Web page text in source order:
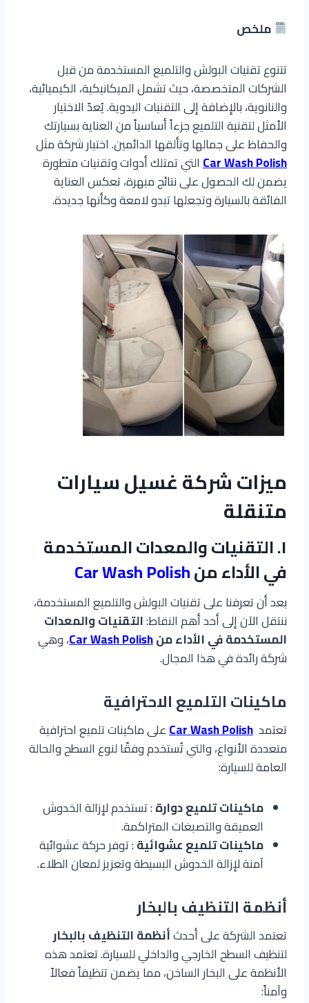
ملخص
تتنوع تقنيات البولش والتلميع المستخدمة من قبل
الشركات المتخصصة، حيث تشمل الميكانيكية، الكيميائية،
والنانوية، بالإضافة إلى التقنيات اليدوية. يُعدّ الاختيار
الأمثل لتقنية التلميع جزءاً أساسياً من العناية بسيارتك
والحفاظ على جمالها وتألقها الدائمين. اختيار شركة مثل
Car Wash Polishالتي تمتلك أدوات وتقنيات متطورة
يضمن لك الحصول على نتائج مبهرة، تعكس العناية
الفائقة بالسيارة وتجعلها تبدو لامعة وكأنها جديدة.
ميزات شركة غسيل سيارات
متنقلة
١. التقنيات والمعدات المستخدمة
في الأداء منCar Wash Polish
بعد أن تعرفنا على تقنيات البولش والتلميع المستخدمة،
ننتقل الآن إلى أحد أهم النقاط:التقنيات والمعدات
المستخدمة في الأداء منCar Wash Polish، وهي
شركة رائدة في هذا المجال.
ماكينات التلميع الاحترافية
تعتمد Car Wash Polishعلى ماكينات تلميع احترافية
متعددة الأنواع، والتي تُستخدم وفقًا لنوع السطح والحالة
العامة للسيارة:
ماكينات تلميع دوارة: تستخدم لإزالة الخدوش
العميقة والتصبغات المتراكمة.
ماكينات تلميع عشوائية: توفر حركة عشوائية
آمنة لإزالة الخدوش البسيطة وتعزيز لمعان الطلاء.
أنظمة التنظيف بالبخار
تعتمد الشركة على أحدثأنظمة التنظيف بالبخار
لتنظيف السطح الخارجي والداخلي للسيارة. تعتمد هذه
الأنظمة على البخار الساخن، مما يضمن تنظيفاً فعالاً
وآمناً: